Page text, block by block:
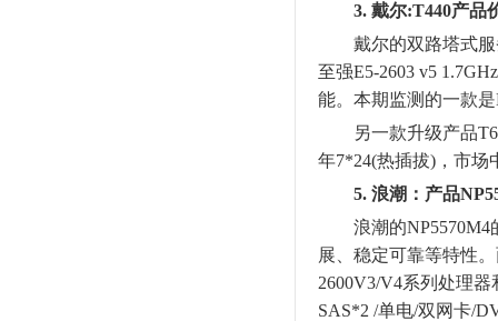
3. 戴尔:T440产品
戴尔的双路塔式服
至强E5-2603 v5
能。本期监测的一款
另一款升级产品T640
年7*24(热插拔)，市场
5. 浪潮：产品
浪潮的NP5570M4
展、稳定可靠等特性
2600V3/V4系列处理
SAS*2 /单电/双网卡/